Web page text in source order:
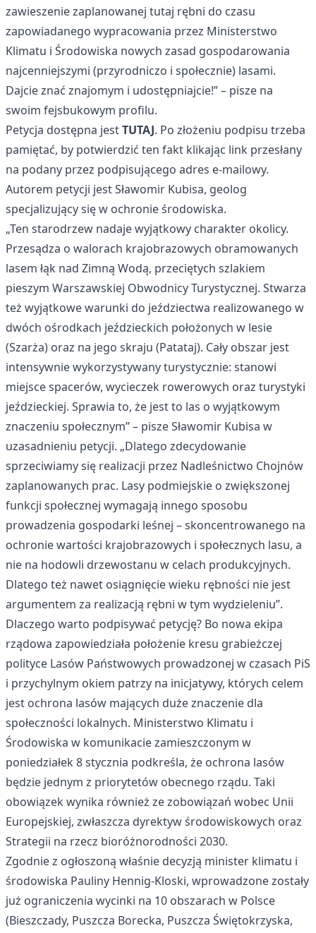
zawieszenie zaplanowanej tutaj rębni do czasu
zapowiadanego wypracowania przez Ministerstwo
Klimatu i Środowiska nowych zasad gospodarowania
najcenniejszymi (przyrodniczo i społecznie) lasami.
Dajcie znać znajomym i udostępniajcie!” – pisze na
swoim fejsbukowym profilu.
Petycja dostępna jestTUTAJ. Po złożeniu podpisu trzeba
pamiętać, by potwierdzić ten fakt klikając link przesłany
na podany przez podpisującego adres e-mailowy.
Autorem petycji jest Sławomir Kubisa, geolog
specjalizujący się w ochronie środowiska.
„Ten starodrzew nadaje wyjątkowy charakter okolicy.
Przesądza o walorach krajobrazowych obramowanych
lasem łąk nad Zimną Wodą, przeciętych szlakiem
pieszym Warszawskiej Obwodnicy Turystycznej. Stwarza
też wyjątkowe warunki do jeździectwa realizowanego w
dwóch ośrodkach jeździeckich położonych w lesie
(Szarża) oraz na jego skraju (Patataj). Cały obszar jest
intensywnie wykorzystywany turystycznie: stanowi
miejsce spacerów, wycieczek rowerowych oraz turystyki
jeździeckiej. Sprawia to, że jest to las o wyjątkowym
znaczeniu społecznym” – pisze Sławomir Kubisa w
uzasadnieniu petycji. „Dlatego zdecydowanie
sprzeciwiamy się realizacji przez Nadleśnictwo Chojnów
zaplanowanych prac. Lasy podmiejskie o zwiększonej
funkcji społecznej wymagają innego sposobu
prowadzenia gospodarki leśnej – skoncentrowanego na
ochronie wartości krajobrazowych i społecznych lasu, a
nie na hodowli drzewostanu w celach produkcyjnych.
Dlatego też nawet osiągnięcie wieku rębności nie jest
argumentem za realizacją rębni w tym wydzieleniu”.
Dlaczego warto podpisywać petycję? Bo nowa ekipa
rządowa zapowiedziała położenie kresu grabieżczej
polityce Lasów Państwowych prowadzonej w czasach PiS
i przychylnym okiem patrzy na inicjatywy, których celem
jest ochrona lasów mających duże znaczenie dla
społeczności lokalnych. Ministerstwo Klimatu i
Środowiska w komunikacie zamieszczonym w
poniedziałek 8 stycznia podkreśla, że ochrona lasów
będzie jednym z priorytetów obecnego rządu. Taki
obowiązek wynika również ze zobowiązań wobec Unii
Europejskiej, zwłaszcza dyrektyw środowiskowych oraz
Strategii na rzecz bioróżnorodności 2030.
Zgodnie z ogłoszoną właśnie decyzją minister klimatu i
środowiska Pauliny Hennig-Kloski, wprowadzone zostały
już ograniczenia wycinki na 10 obszarach w Polsce
(Bieszczady, Puszcza Borecka, Puszcza Świętokrzyska,